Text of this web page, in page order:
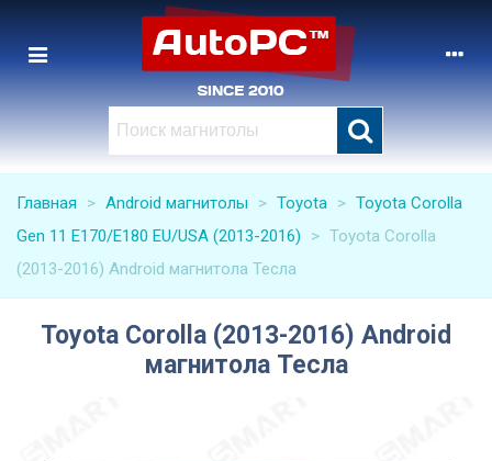
Главная > Android магнитолы > Toyota > Toyota Corolla
Gen 11 E170/E180 EU/USA (2013-2016)
> Toyota Corolla
(2013-2016) Android магнитола Тесла
Toyota Corolla (2013-2016) Android
магнитола Тесла